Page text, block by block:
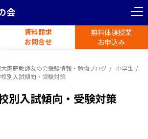
会
資料請求
お問合せ
無料体験授業
お申込み
大家庭教師友の会受験情報・勉強ブログ
小学生
別入試傾向・受験対策
別入試傾向・受験対策